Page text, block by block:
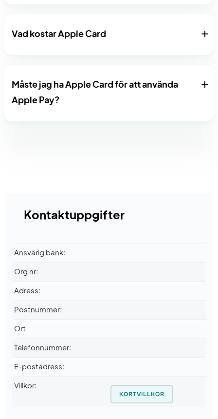
Vad kostar Apple Card
Måste jag ha Apple Card för att använda
Apple Pay?
Kontaktuppgifter
Ansvarig bank:
Org nr:
Adress:
Postnummer:
Ort
Telefonnummer:
E-postadress:
Villkor:
KORTVILLKOR